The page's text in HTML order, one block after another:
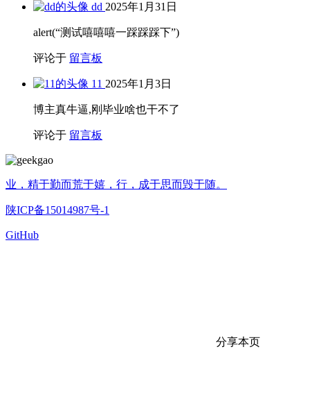
dd 2025年1月31日
alert(“测试嘻嘻嘻一踩踩踩下”)
评论于 留言板
11 2025年1月3日
博主真牛逼,刚毕业啥也干不了
评论于 留言板
业，精于勤而荒于嬉，行，成于思而毁于随。
陕ICP备15014987号-1
GitHub
分享本页